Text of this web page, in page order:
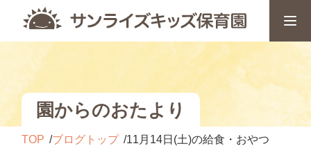
園からのおたより
TOP ブログトップ 11月14日(土)の給食・おやつ